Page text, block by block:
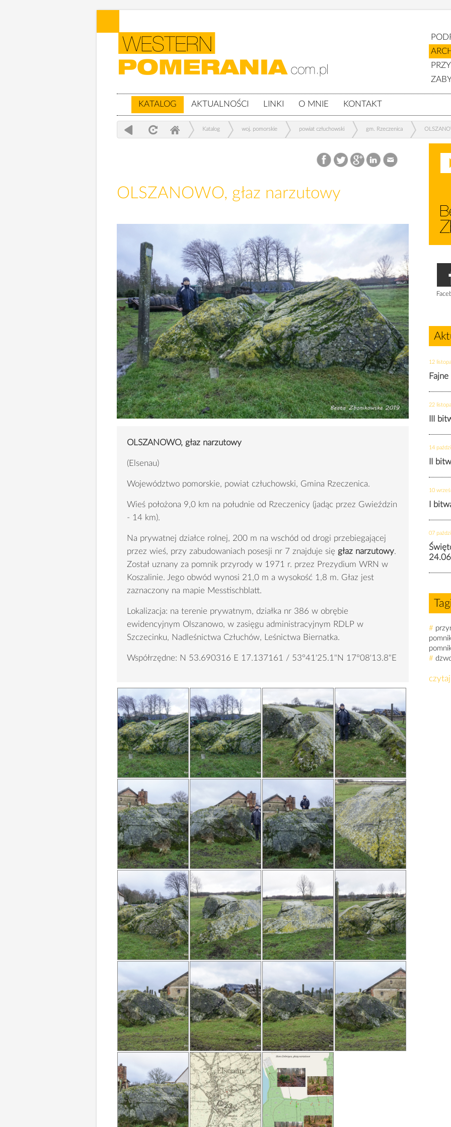
KATALOG AKTUALNOŚCI LINKI O MNIE KONTAKT
Katalog woj. pomorskie powiat człuchowski gm. Rzeczenica
OLSZANOWO, głaz narzutowy
OLSZANOWO, głaz narzutowy
(Elsenau)
Województwo pomorskie, powiat człuchowski, Gmina Rzeczenica.
Wieś położona 9,0 km na południe od Rzeczenicy (jadąc przez Gwieździn
- 14 km).
Na prywatnej działce rolnej, 200 m na wschód od drogi przebiegającej
przez wieś, przy zabudowaniach posesji nr 7 znajduje się głaz narzutowy.
Został uznany za pomnik przyrody w 1971 r. przez Prezydium WRN w
Koszalinie. Jego obwód wynosi 21,0 m a wysokość 1,8 m. Głaz jest
zaznaczony na mapie Messtischblatt.
Lokalizacja: na terenie prywatnym, działka nr 386 w obrębie
ewidencyjnym Olszanowo, w zasięgu administracyjnym RDLP w
Szczecinku, Nadleśnictwa Człuchów, Leśnictwa Biernatka.
Współrzędne: N 53.690316 E 17.137161 / 53°41'25.1"N 17°08'13.8"E
12
Fajne
22
III
14
II
10
I
07
#
#